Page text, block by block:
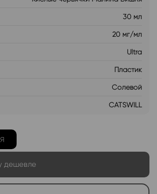
30 мл
20 мг/мл
Ultra
Пластик
Солевой
CATSWILL
дешевле